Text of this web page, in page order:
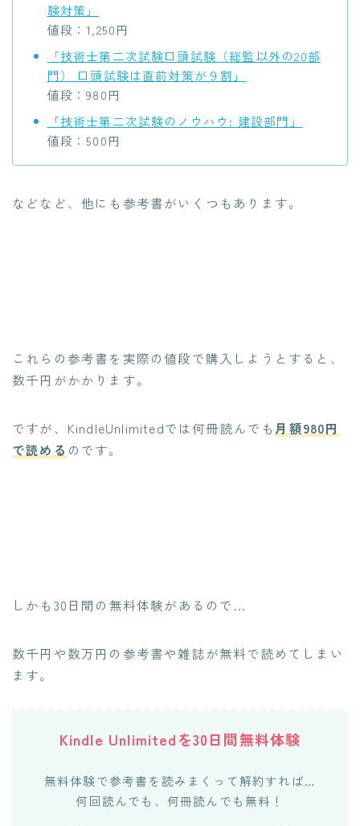
験対策」
値段：1,250円
「技術士第二次試験口頭試験（総監以外の20部
門） 口頭試験は直前対策が９割」
値段：980円
「技術士第二次試験のノウハウ: 建設部門」
値段：500円
などなど、他にも参考書がいくつもあります。
これらの参考書を実際の値段で購入しようとすると、
数千円がかかります。
ですが、KindleUnlimitedでは何冊読んでも 月額980円
で読める のです。
しかも30日間の無料体験があるので…
数千円や数万円の参考書や雑誌が無料で読めてしまい
ます。
Kindle Unlimitedを30日間無料体験
無料体験で参考書を読みまくって解約すれば…
何回読んでも、何冊読んでも無料！